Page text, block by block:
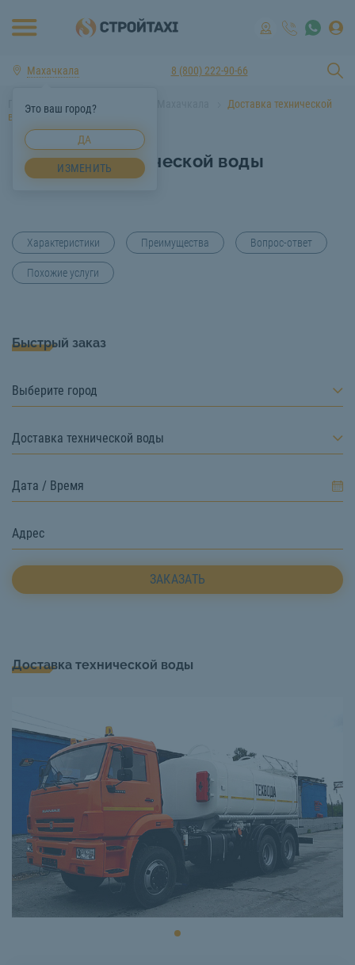
Махачкала
Это ваш город?
ДА
ИЗМЕНИТЬ
8 (800) 222-90-66
Главная Услуги спецтехники Махачкала
Доставка технической
воды Махачкала
Доставка технической воды
Махачкала
Характеристики Преимущества Вопрос-ответ
Похожие услуги
Быстрый заказ
Выберите город
Доставка технической воды
ЗАКАЗАТЬ
Доставка технической воды